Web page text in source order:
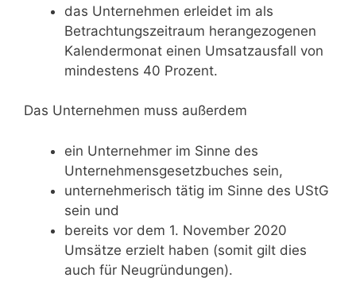
das Unternehmen erleidet im als
Betrachtungszeitraum herangezogenen
Kalendermonat einen Umsatzausfall von
mindestens 40 Prozent.
Das Unternehmen muss außerdem
ein Unternehmer im Sinne des
Unternehmensgesetzbuches sein,
unternehmerisch tätig im Sinne des UStG
sein und
bereits vor dem 1. November 2020
Umsätze erzielt haben (somit gilt dies
auch für Neugründungen).